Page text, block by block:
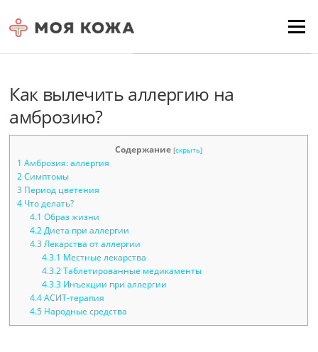
Menu
Как вылечить аллергию на
амброзию?
Содержание [скрыть]
1 Амброзия: аллергия
2 Симптомы
3 Период цветения
4 Что делать?
4.1 Образ жизни
4.2Диета при аллергии
4.3Лекарства от аллергии
4.3.1 Местные лекарства
4.3.2 Таблетированные медикаменты
4.3.3 Инъекции при аллергии
4.4АСИТ-терапия
4.5Народные средства
Для любых предложений по